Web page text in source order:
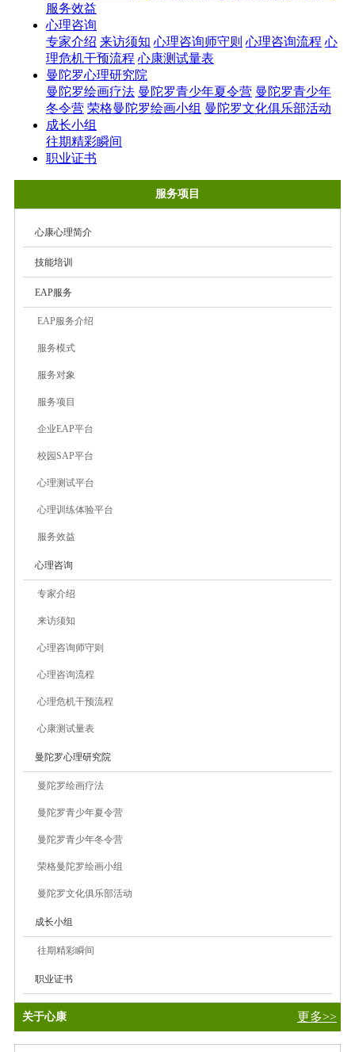
服务效益
心理咨询
专家介绍 来访须知 心理咨询师守则 心理咨询流程 心
理危机干预流程 心康测试量表
曼陀罗心理研究院
曼陀罗绘画疗法 曼陀罗青少年夏令营 曼陀罗青少年
冬令营 荣格曼陀罗绘画小组 曼陀罗文化俱乐部活动
成长小组
往期精彩瞬间
职业证书
服务项目
心康心理简介
技能培训
EAP服务
EAP服务介绍
服务模式
服务对象
服务项目
企业EAP平台
校园SAP平台
心理测试平台
心理训练体验平台
服务效益
心理咨询
专家介绍
来访须知
心理咨询师守则
心理咨询流程
心理危机干预流程
心康测试量表
曼陀罗心理研究院
曼陀罗绘画疗法
曼陀罗青少年夏令营
曼陀罗青少年冬令营
荣格曼陀罗绘画小组
曼陀罗文化俱乐部活动
成长小组
往期精彩瞬间
职业证书
更多>>
关于心康